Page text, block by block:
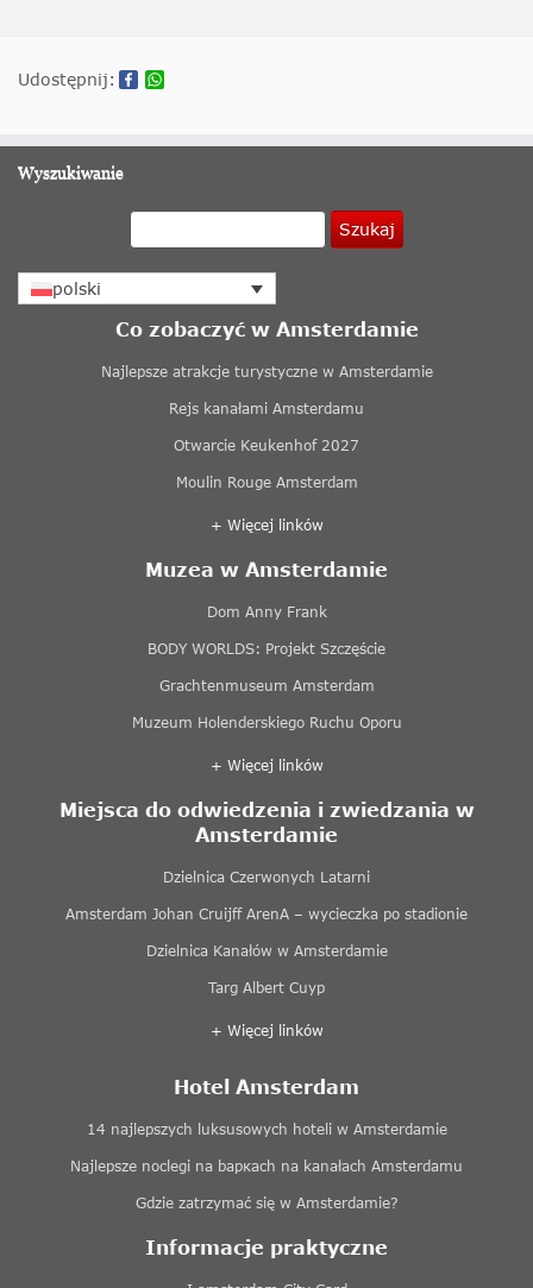
Udostępnij:
Wyszukiwanie
Szukaj
polski
Co zobaczyć w Amsterdamie
Najlepsze atrakcje turystyczne w Amsterdamie
Rejs kanałami Amsterdamu
Otwarcie Keukenhof 2027
Moulin Rouge Amsterdam
+ Więcej linków
Muzea w Amsterdamie
Dom Anny Frank
BODY WORLDS: Projekt Szczęście
Grachtenmuseum Amsterdam
Muzeum Holenderskiego Ruchu Oporu
+ Więcej linków
Miejsca do odwiedzenia i zwiedzania w
Amsterdamie
Dzielnica Czerwonych Latarni
Amsterdam Johan Cruijff ArenA – wycieczka po stadionie
Dzielnica Kanałów w Amsterdamie
Targ Albert Cuyp
+ Więcej linków
Hotel Amsterdam
14 najlepszych luksusowych hoteli w Amsterdamie
Najlepsze noclegi na baркach na kanałach Amsterdamu
Gdzie zatrzymać się w Amsterdamie?
Informacje praktyczne